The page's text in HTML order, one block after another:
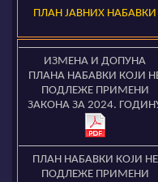
ПЛАН ЈАВНИХ НАБАВКИ
ИЗМЕНА И ДОПУНА
ПЛАНА НАБАВКИ КОЈИ
ПОДЛЕЖЕ ПРИМЕНИ
ЗАКОНА ЗА 2024.
ПЛАН НАБАВКИ КОЈИ НЕ
ПОДЛЕЖЕ ПРИМЕНИ